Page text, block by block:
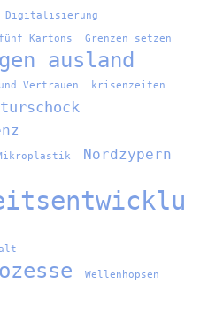
Digitalisierung
fünf Kartons Grenzen setzen
ausland
Vertrauen krisenzeiten
Nordzypern
Wellenhopsen